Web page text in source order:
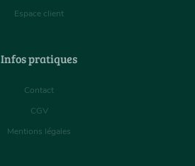
Espace client
Infos pratiques
Contact
CGV
Mentions légales